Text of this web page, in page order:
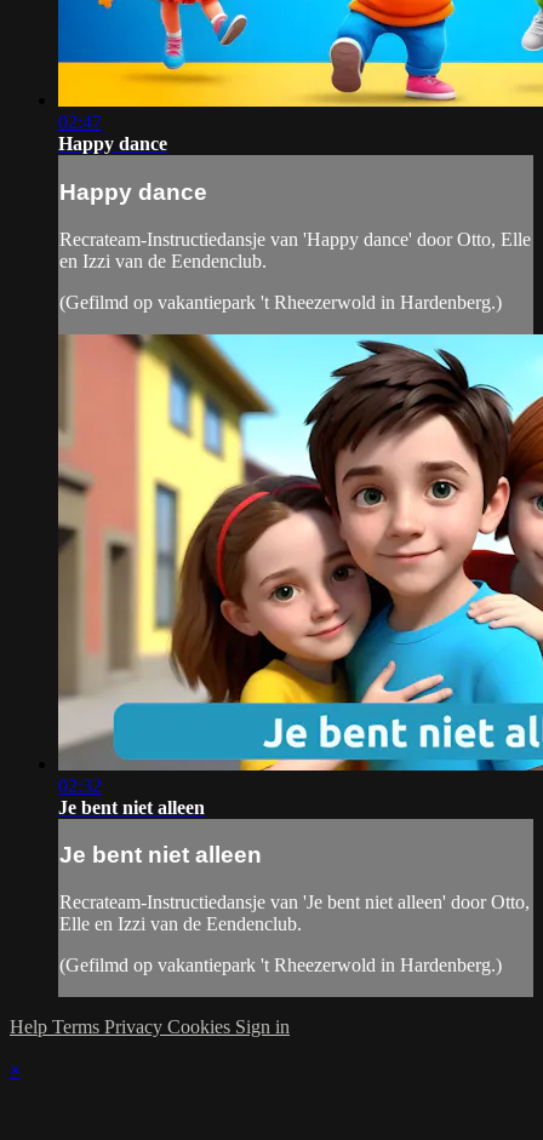
02:47
Happy dance
Happy dance
Recrateam-Instructiedansje van 'Happy dance' door Otto, Elle
en Izzi van de Eendenclub.
(Gefilmd op vakantiepark 't Rheezerwold in Hardenberg.)
02:32
Je bent niet alleen
Je bent niet alleen
Recrateam-Instructiedansje van 'Je bent niet alleen' door Otto,
Elle en Izzi van de Eendenclub.
(Gefilmd op vakantiepark 't Rheezerwold in Hardenberg.)
Help Terms Privacy Cookies Sign in
×